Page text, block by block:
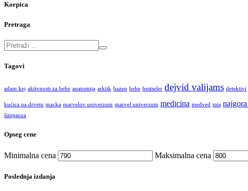
Korpica
Pretraga
Tagovi
adam kej aktivnosti za bebe anatomija arktik bazen bebe bestseler dejvid valijams detektivi
kućica na drvetu macka marvelov univerzum marvel univerzum medicina medved mis
šimpanza
Opseg cene
Minimalna cena Maksimalna cena
Poslednja izdanja